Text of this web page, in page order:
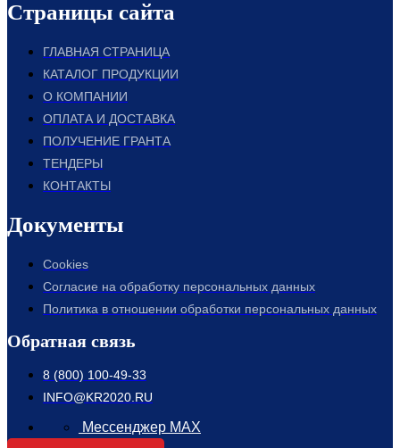
Страницы сайта
ГЛАВНАЯ СТРАНИЦА
КАТАЛОГ ПРОДУКЦИИ
О КОМПАНИИ
ОПЛАТА И ДОСТАВКА
ПОЛУЧЕНИЕ ГРАНТА
ТЕНДЕРЫ
КОНТАКТЫ
Документы
Cookies
Согласие на обработку персональных данных
Политика в отношении обработки персональных данных
Обратная связь
8 (800) 100-49-33
INFO@KR2020.RU
Мессенджер MAX